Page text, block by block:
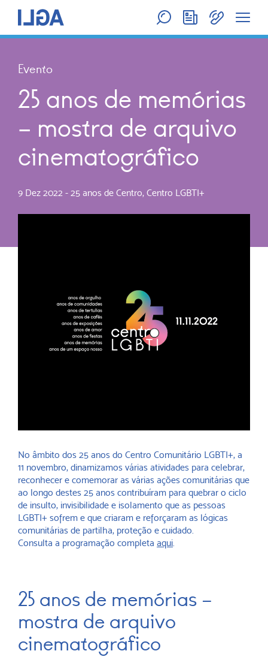
Evento
25 anos de memórias
– mostra de arquivo
cinematográfico
9 Dez 2022 - 25 anos de Centro, Centro LGBTI+
No âmbito dos 25 anos do Centro Comunitário LGBTI+, a
11 novembro, dinamizamos várias atividades para celebrar,
reconhecer e comemorar as várias ações comunitárias que
ao longo destes 25 anos contribuíram para quebrar o ciclo
de insulto, invisibilidade e isolamento que as pessoas
LGBTI+ sofrem e que criaram e reforçaram as lógicas
comunitárias de partilha, proteção e cuidado.
Consulta a programação completa aqui
25 anos de memórias –
mostra de arquivo
cinematográfico